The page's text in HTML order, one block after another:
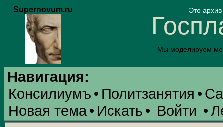
Supernovum.ru Это
Мы моделируем
Навигация:
Консилиумъ • Политзанятия •
Новая тема• Искать • Войти •